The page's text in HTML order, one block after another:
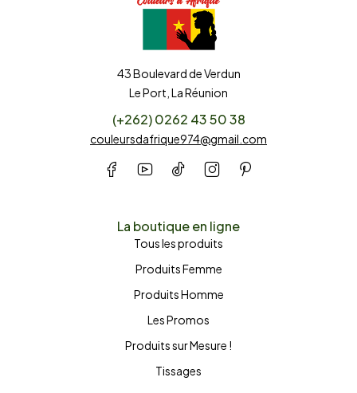
43 Boulevard de Verdun
Le Port, La Réunion
(+262) 0262 43 50 38
couleursdafrique974@gmail.com
La boutique en ligne
Tous les produits
Produits Femme
Produits Homme
Les Promos
Produits sur Mesure !
Tissages